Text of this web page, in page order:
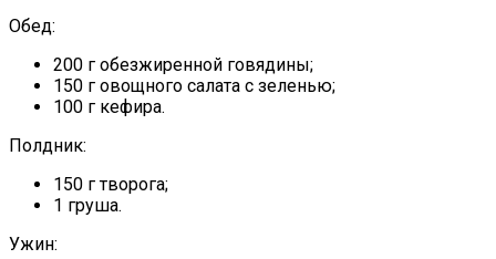
Обед:
200 г обезжиренной говядины;
150 г овощного салата с зеленью;
100 г кефира.
Полдник:
150 г творога;
1 груша.
Ужин: